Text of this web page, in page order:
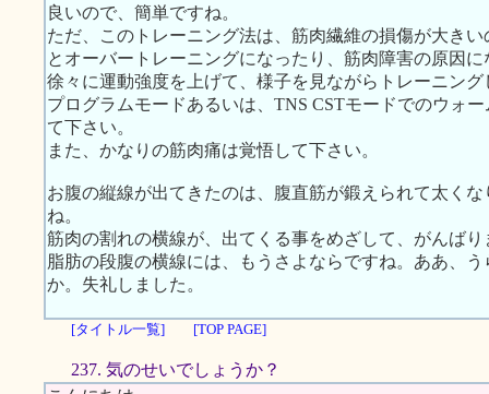
良いので、簡単ですね。
ただ、このトレーニング法は、筋肉繊維の損傷が大き
とオーバートレーニングになったり、筋肉障害の原因
徐々に運動強度を上げて、様子を見ながらトレーニング
プログラムモードあるいは、TNS CSTモードでのウォ
て下さい。
また、かなりの筋肉痛は覚悟して下さい。
お腹の縦線が出てきたのは、腹直筋が鍛えられて太く
ね。
筋肉の割れの横線が、出てくる事をめざして、がんばり
脂肪の段腹の横線には、もうさよならですね。ああ、
か。失礼しました。
[タイトル一覧] [TOP PAGE]
237. 気のせいでしょうか？